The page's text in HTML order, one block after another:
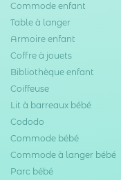
Commode enfant
Table à langer
Armoire enfant
Coffre à jouets
Bibliothèque enfant
Coiffeuse
Lit à barreaux bébé
Cododo
Commode bébé
Commode à langer bébé
Parc bébé